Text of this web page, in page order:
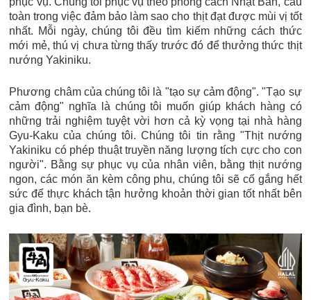
toàn trong việc đảm bảo làm sao cho thịt đạt được mùi vị tốt
nhất. Mỗi ngày, chúng tôi đều tìm kiếm những cách thức
mới mẻ, thú vị chưa từng thấy trước đó để thưởng thức thịt
nướng Yakiniku.
Phương châm của chúng tôi là "tạo sự cảm động". "Tạo sự
cảm động" nghĩa là chúng tôi muốn giúp khách hàng có
những trải nghiệm tuyệt vời hơn cả kỳ vọng tại nhà hàng
Gyu-Kaku của chúng tôi. Chúng tôi tin rằng "Thịt nướng
Yakiniku có phép thuật truyền năng lượng tích cực cho con
người". Bằng sự phục vụ của nhân viên, bằng thịt nướng
ngon, các món ăn kèm công phu, chúng tôi sẽ cố gắng hết
sức để thực khách tận hưởng khoản thời gian tốt nhất bên
gia đình, bạn bè.